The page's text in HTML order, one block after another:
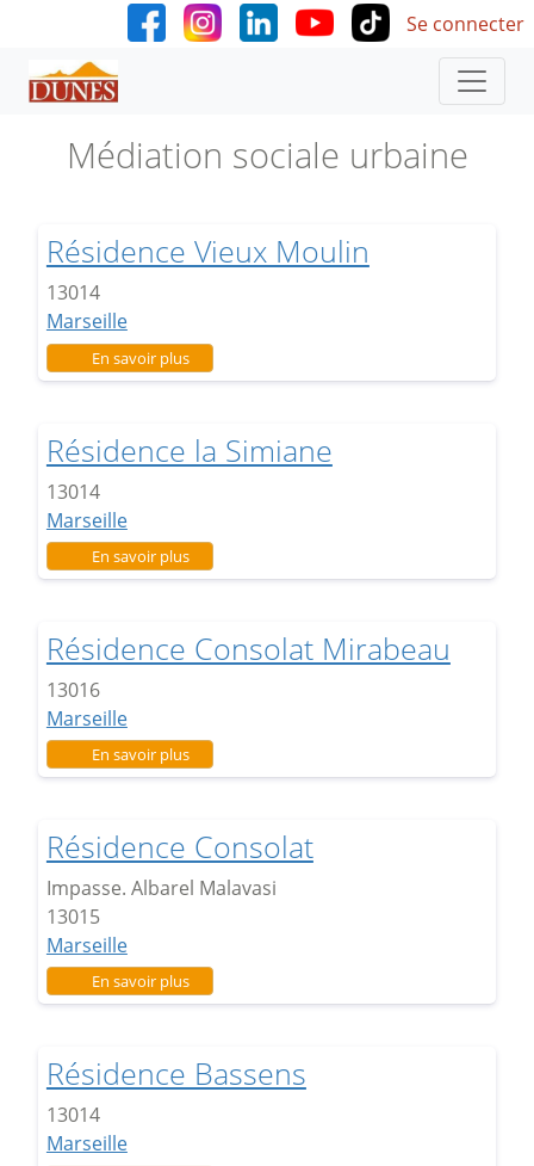
Aller au contenu principal User
Se connecter
Médiation sociale urbaine
Résidence Vieux Moulin
13014
Marseille
En savoir plussur Résidence Vieux Moulin
Résidence la Simiane
13014
Marseille
En savoir plussur Résidence la Simiane
Résidence Consolat Mirabeau
13016
Marseille
En savoir plussur Résidence Consolat Mirabeau
Résidence Consolat
Impasse. Albarel Malavasi
13015
Marseille
En savoir plussur Résidence Consolat
Résidence Bassens
13014
Marseille